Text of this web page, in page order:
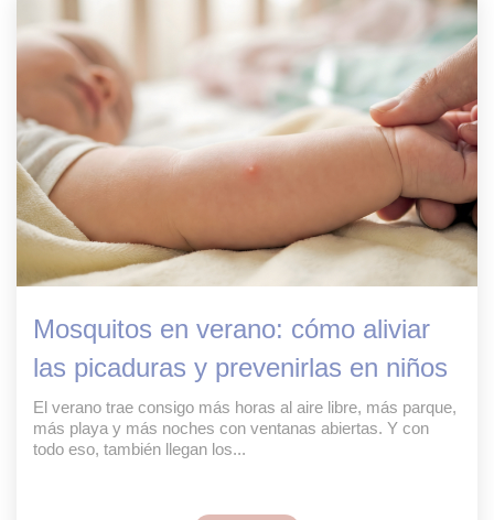
Mosquitos en verano: cómo aliviar
las picaduras y prevenirlas en niños
El verano trae consigo más horas al aire libre, más parque,
más playa y más noches con ventanas abiertas. Y con
todo eso, también llegan los...